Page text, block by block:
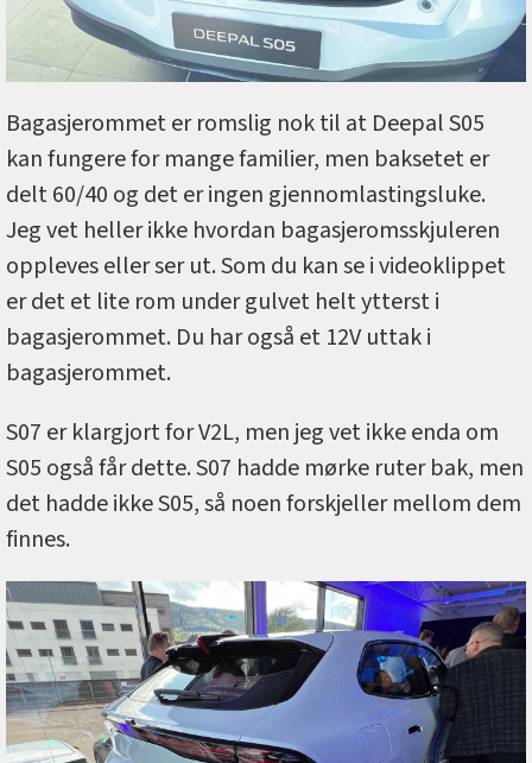
Bagasjerommet er romslig nok til at Deepal S05
kan fungere for mange familier, men baksetet er
delt 60/40 og det er ingen gjennomlastingsluke.
Jeg vet heller ikke hvordan bagasjeromsskjuleren
oppleves eller ser ut. Som du kan se i videoklippet
er det et lite rom under gulvet helt ytterst i
bagasjerommet. Du har også et 12V uttak i
bagasjerommet.
S07 er klargjort for V2L, men jeg vet ikke enda om
S05 også får dette. S07 hadde mørke ruter bak, men
det hadde ikke S05, så noen forskjeller mellom dem
finnes.